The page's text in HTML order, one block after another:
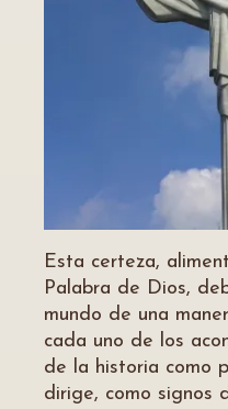
Esta certeza,
Palabra de Dios,
mundo de una
cada uno de los
de la historia como
dirige, como signos